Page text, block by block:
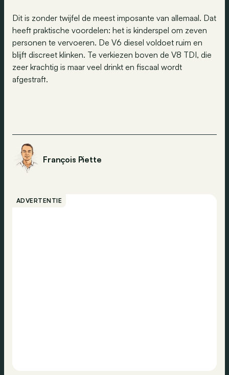
Dit is zonder twijfel de meest imposante van allemaal. Dat
heeft praktische voordelen: het is kinderspel om zeven
personen te vervoeren. De V6 diesel voldoet ruim en
blijft discreet klinken. Te verkiezen boven de V8 TDI, die
zeer krachtig is maar veel drinkt en fiscaal wordt
afgestraft.
François Piette
ADVERTENTIE